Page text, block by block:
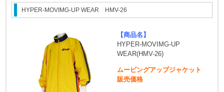
HYPER-MOVIMG-UP WEAR HMV-26
【商品名】
HYPER-MOVIMG-UP
WEAR(HMV-26)
ムービングアップジャケット
販売価格